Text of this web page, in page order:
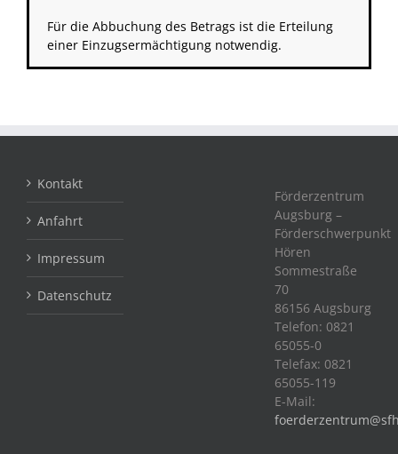
Für die Abbuchung des Betrags ist die Erteilung
einer Einzugsermächtigung notwendig.
Kontakt
Anfahrt
Impressum
Datenschutz
Förderzentrum
Augsburg –
Förderschwerpunkt
Hören
Sommestraße
70
86156 Augsburg
Telefon: 0821
65055-0
Telefax: 0821
65055-119
E-Mail: